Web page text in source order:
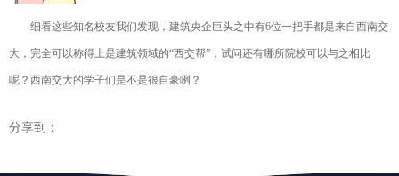
细看这些知名校友我们发现，建筑央企巨头之中有6位一把手都是来自西南交
大，完全可以称得上是建筑领域的“西交帮”，试问还有哪所院校可以与之相比
呢？西南交大的学子们是不是很自豪咧？
分享到：